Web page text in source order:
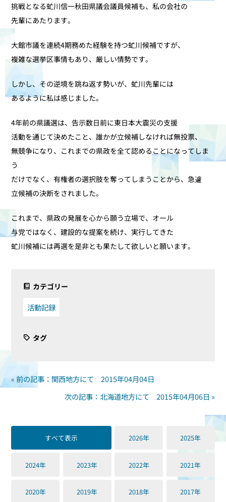
挑戦となる虻川信一秋田県議会議員候補も、私の会社の
先輩にあたります。
大館市議を連続4期務めた経験を持つ虻川候補ですが、
複雑な選挙区事情もあり、厳しい情勢です。
しかし、その逆境を跳ね返す勢いが、虻川先輩には
あるように私は感じました。
4年前の県議選は、告示数日前に東日本大震災の支援
活動を通じて決めたこと、誰かが立候補しなければ無投票、
無競争になり、これまでの県政を全て認めることになってしま
う
だけでなく、有権者の選択肢を奪ってしまうことから、急遽
立候補の決断をされました。
これまで、県政の発展を心から願う立場で、オール
与党ではなく、建設的な提案を続け、実行してきた
虻川候補には再選を是非とも果たして欲しいと願います。
カテゴリー
活動記録
タグ
« 前の記事：関西地方にて 2015年04月04日
次の記事：北海道地方にて 2015年04月06日 »
すべて表示 2026年 2025年
2024年 2023年 2022年 2021年
2020年 2019年 2018年 2017年